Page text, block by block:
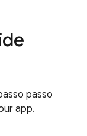
passo
app.